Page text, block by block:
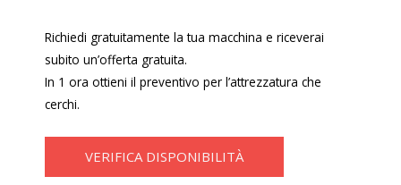
Richiedi gratuitamente la tua macchina e riceverai
subito un’offerta gratuita.
In 1 ora ottieni il preventivo per l’attrezzatura che
cerchi.
VERIFICA DISPONIBILITÀ